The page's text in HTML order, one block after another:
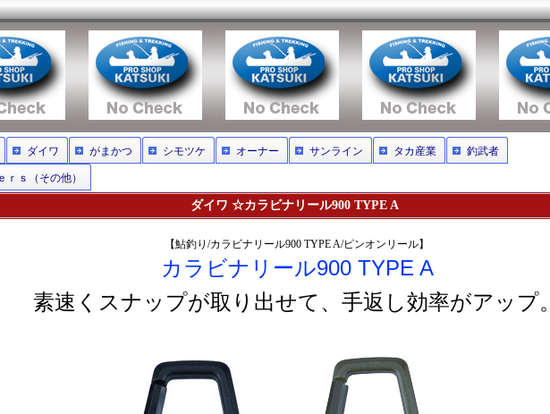
ダイワ がまかつ シモツケ オーナー サンライン タカ産業 釣武者
ｒｓ（その他）
ダイワ ☆カラビナリール900 TYPE A
【鮎釣り/カラビナリール900 TYPE A/ピンオンリール】
カラビナリール900 TYPE A
素速くスナップが取り出せて、手返し効率がアップ。